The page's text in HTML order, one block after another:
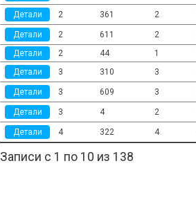
Детали 2 361 2
Детали 2 611 2
Детали
2 44 1
Детали
3 310 3
Детали 3 609 3
Детали 3 4 2
Детали 4 322 4
Записи с 1 по 10 из 138